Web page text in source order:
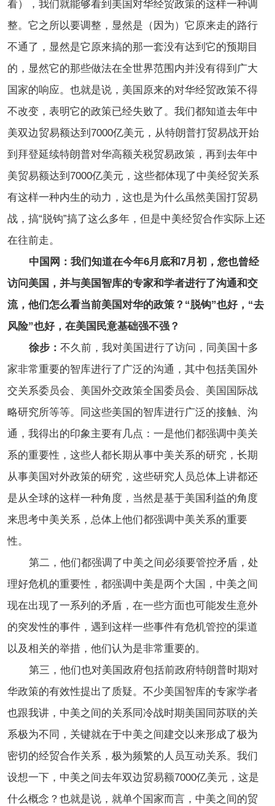
看），我们就能够看到美国对华经贸政策的这样一种调
整。它之所以要调整，显然是（因为）它原来走的路行
不通了，显然是它原来搞的那一套没有达到它的预期目
的，显然它的那些做法在全世界范围内并没有得到广大
国家的响应。也就是说，美国原来的对华经贸政策不得
不改变，表明它的政策已经失败了。我们都知道去年中
美双边贸易额达到7000亿美元，从特朗普打贸易战开始
到拜登延续特朗普对华高额关税贸易政策，再到去年中
美贸易额达到7000亿美元，这些都体现了中美经贸关系
有这样一种内生的动力，这也是为什么虽然美国打贸易
战，搞“脱钩”搞了这么多年，但是中美经贸合作实际上还
在往前走。
中国网：我们知道在今年6月底和7月初，您也曾经
访问美国，并与美国智库的专家和学者进行了沟通和交
流，他们怎么看当前美国对华的政策？“脱钩”也好，“去
风险”也好，在美国民意基础强不强？
徐步： 不久前，我对美国进行了访问，同美国十多
家非常重要的智库进行了广泛的沟通，其中包括美国外
交关系委员会、美国外交政策全国委员会、美国国际战
略研究所等等。同这些美国的智库进行广泛的接触、沟
通，我得出的印象主要有几点：一是他们都强调中美关
系的重要性，这些人都长期从事中美关系的研究，长期
从事美国对外政策的研究，这些研究人员总体上讲都还
是从全球的这样一种角度，当然是基于美国利益的角度
来思考中美关系，总体上他们都强调中美关系的重要
性。
第二，他们都强调了中美之间必须要管控矛盾，处
理好危机的重要性，都强调中美是两个大国，中美之间
现在出现了一系列的矛盾，在一些方面也可能发生意外
的突发性的事件，遇到这样一些事件有危机管控的渠道
以及相关的举措，他们认为是非常重要的。
第三，他们也对美国政府包括前政府特朗普时期对
华政策的有效性提出了质疑。不少美国智库的专家学者
也跟我讲，中美之间的关系同冷战时期美国同苏联的关
系极为不同，关键就在于中美之间建交以来形成了极为
密切的经贸合作关系，极为频繁的人员互动关系。我们
设想一下，中美之间去年双边贸易额7000亿美元，这是
什么概念？也就是说，就单个国家而言，中美之间的贸